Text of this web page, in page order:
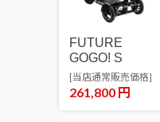
FUTURE
GOGO! S
[当店通常販売価格]
261,800 円